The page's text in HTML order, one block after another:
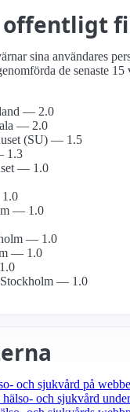
sina användares
de senaste
— 2.0
— 2.0
(SU) — 1.5
1.3
— 1.0
— 1.0
— 1.0
— 1.0
— 1.0
och sjukvård på
och sjukvård